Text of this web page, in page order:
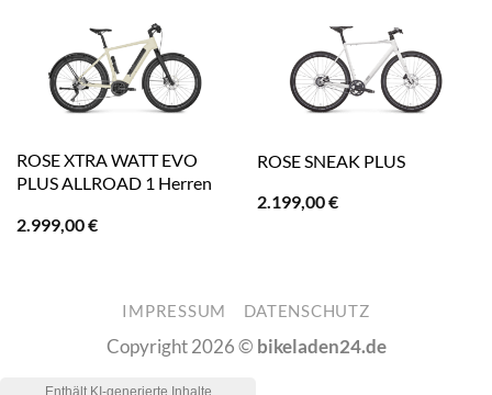
ROSE XTRA WATT EVO
PLUS ALLROAD 1 Herren
2.999,00€
ROSE SNEAK PLUS
2.199,00€
IMPRESSUM DATENSCHUTZ
Copyright 2026 © bikeladen24.de